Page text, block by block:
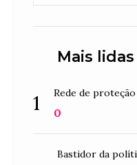
Mais lidas
1 Rede de proteção
0
Bastidor da